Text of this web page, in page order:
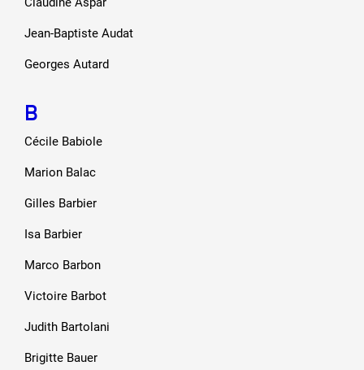
Candidater
Contact
Jean-Baptiste Audat
Georges Autard
B
Cécile Babiole
Marion Balac
Gilles Barbier
Isa Barbier
Marco Barbon
Victoire Barbot
Judith Bartolani
Brigitte Bauer